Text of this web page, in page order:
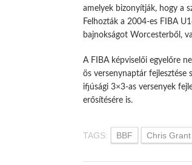
amelyek bizonyítják, hogy a
Felhozták a 2004-es FIBA
bajnokságot Worcesterből,
A FIBA képviselői egyelőre
ös versenynaptár fejlesztése
ifjúsági 3×3-as versenyek
erősítésére is.
TAGS: BBF Chris Grant